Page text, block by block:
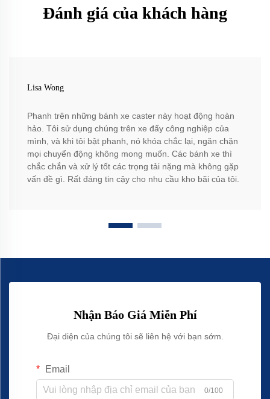
Đánh giá của khách hàng
Lisa Wong
Phanh trên những bánh xe caster này hoạt động hoàn
hảo. Tôi sử dụng chúng trên xe đẩy công nghiệp của
mình, và khi tôi bật phanh, nó khóa chắc lại, ngăn chặn
mọi chuyển động không mong muốn. Các bánh xe thì
chắc chắn và xử lý tốt các trọng tải nặng mà không gặp
vấn đề gì. Rất đáng tin cậy cho nhu cầu kho bãi của tôi.
Nhận Báo Giá Miễn Phí
Đại diện của chúng tôi sẽ liên hệ với bạn sớm.
Email
0/100